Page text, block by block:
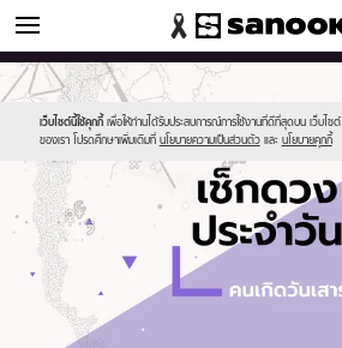
ดูดวง
เว็บไซต์นี้ใช้คุกกี้ เพื่อให้ท่านได้รับประสบการณ์การใช้งานที่ดีที่สุดบน เว็บไซต์
ของเรา โปรดศึกษาเพิ่มเติมที่ นโยบายความเป็นส่วนตัว และ นโยบายคุกกี้
Sanook
//s.isanook.com/sr/0/images/logo-
new-
sanook.png
600
60
//s.isanook.com/ho/0/ud/fxd/day/daily-
horoscope-
saturday.jpg